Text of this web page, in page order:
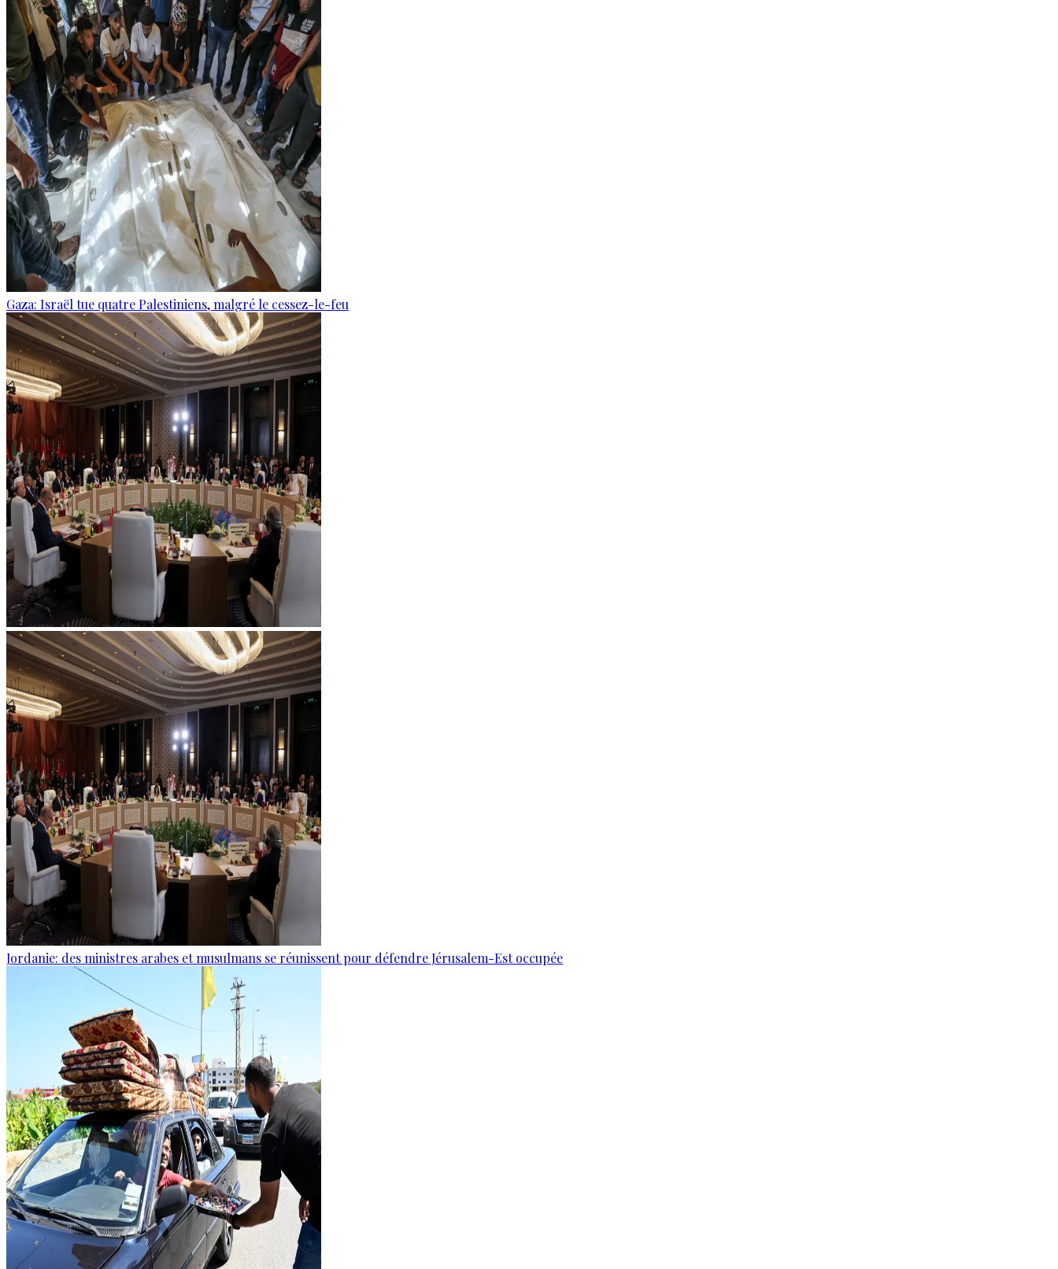
Gaza: Israël tue quatre Palestiniens, malgré le cessez-le-feu
Jordanie: des ministres arabes et musulmans se réunissent pour défendre Jérusalem-Est occupée